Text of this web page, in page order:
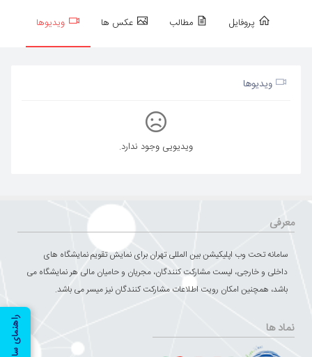
راهنمای سایت
پروفایل مطالب عکس ها ویدیوها
ویدیوها
ویدیویی وجود ندارد.
معرفی
سامانه تحت وب اپلیکیشن بین المللی تهران برای نمایش تقویم نمایشگاه های
داخلی و خارجی، لیست مشارکت کنندگان، مجریان و حامیان مالی هر نمایشگاه می
باشد، همچنین امکان رویت اطلاعات مشارکت کنندگان نیز میسر می باشد.
نماد ها